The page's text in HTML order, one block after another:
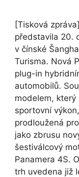
[Tisková
představila 20.
v čínské
Turisma. Nová
plug-in
automobilů.
modelem,
sportovní
prodloužená
jako zbrusu
šestiválcový
Panamera 4S.
trh uvedena již